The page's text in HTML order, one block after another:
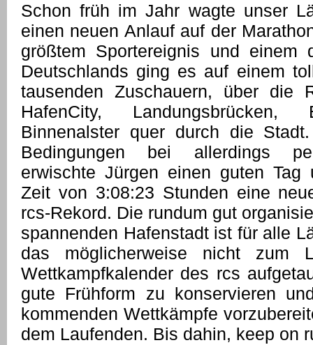
Schon früh im Jahr wagte unser
einen neuen Anlauf auf der
größtem Sportereignis und einem
Deutschlands ging es auf einem
tausenden Zuschauern, über die
HafenCity, Landungsbrücken,
Binnenalster quer durch die
Bedingungen bei allerdings
erwischte Jürgen einen guten
Zeit von 3:08:23 Stunden eine
rcs-Rekord. Die rundum gut
spannenden Hafenstadt ist für alle
das möglicherweise nicht zum
Wettkampfkalender des rcs
gute Frühform zu konservieren
kommenden Wettkämpfe
dem Laufenden. Bis dahin, keep on